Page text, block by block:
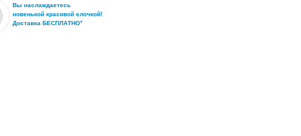
Вы наслаждаетесь
новенькой красивой елочкой!
Доставка БЕСПЛАТНО*